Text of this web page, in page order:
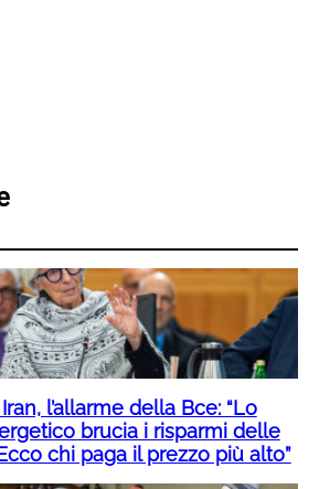
l’allarme della Bce: “Lo
brucia i risparmi delle
chi paga il prezzo più alto”